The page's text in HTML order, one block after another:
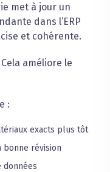
met à jour un
dans l’ERP
et cohérente.
améliore le
:
exacts plus tôt
révision
données